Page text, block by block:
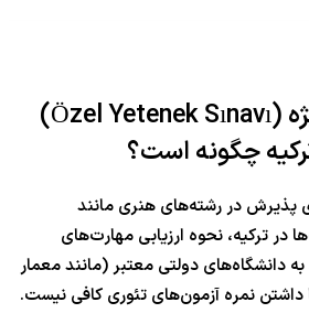
آزمون استعداد ویژه (Özel Yetenek Sınavı)
چگونه است؟
پذیرش در رشته‌های هنری مانند
در ترکیه، نحوه ارزیابی مهارت‌های
دانشگاه‌های دولتی معتبر (مانند معمار
داشتن نمره آزمون‌های تئوری کافی نیست.